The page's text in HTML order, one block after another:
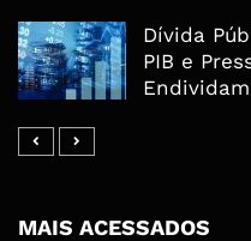
Dívida
PIB e
MAIS ACESSADOS